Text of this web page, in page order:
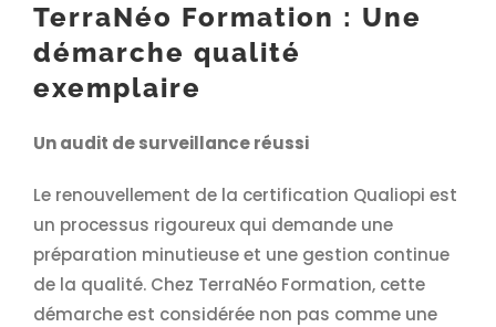
TerraNéo Formation : Une
démarche qualité
exemplaire
Un audit de surveillance réussi
Le renouvellement de la certification Qualiopi est
un processus rigoureux qui demande une
préparation minutieuse et une gestion continue
de la qualité. Chez TerraNéo Formation, cette
démarche est considérée non pas comme une